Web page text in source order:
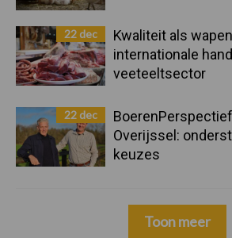
22 dec
Kwaliteit als
internationale
veeteeltsector
22 dec
Overijssel:
keuzes
Toon meer